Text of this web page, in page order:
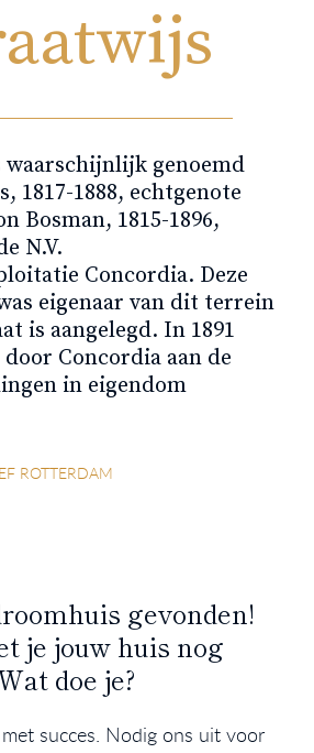
waarschijnlijk genoemd
1817-1888, echtgenote
Bosman, 1815-1896,
N.V.
Concordia. Deze
eigenaar van dit terrein
is aangelegd. In 1891
Concordia aan de
in eigendom
ROTTERDAM
gevonden!
je jouw huis nog
doe je?
succes. Nodig ons uit voor